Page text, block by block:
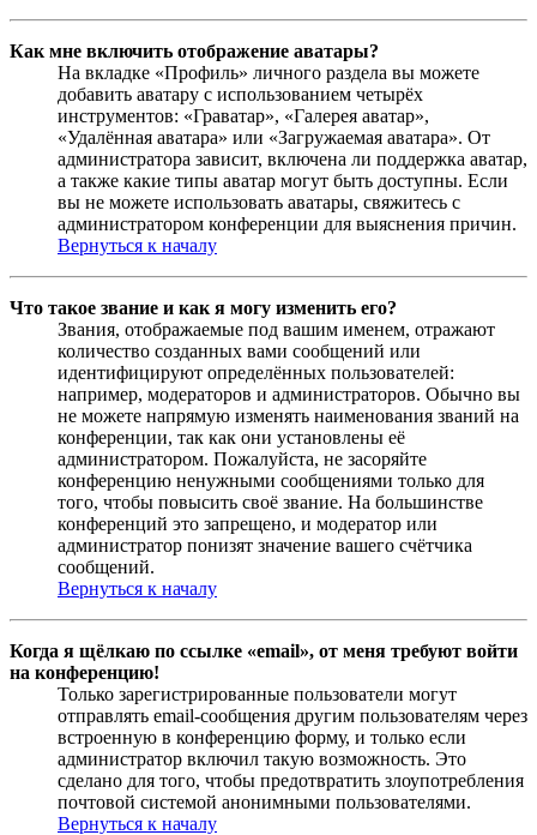
Как мне включить отображение аватары?
На вкладке «Профиль» личного раздела вы можете
добавить аватару с использованием четырёх
инструментов: «Граватар», «Галерея аватар»,
«Удалённая аватара» или «Загружаемая аватара». От
администратора зависит, включена ли поддержка аватар,
а также какие типы аватар могут быть доступны. Если
вы не можете использовать аватары, свяжитесь с
администратором конференции для выяснения причин.
Вернуться к началу
Что такое звание и как я могу изменить его?
Звания, отображаемые под вашим именем, отражают
количество созданных вами сообщений или
идентифицируют определённых пользователей:
например, модераторов и администраторов. Обычно вы
не можете напрямую изменять наименования званий на
конференции, так как они установлены её
администратором. Пожалуйста, не засоряйте
конференцию ненужными сообщениями только для
того, чтобы повысить своё звание. На большинстве
конференций это запрещено, и модератор или
администратор понизят значение вашего счётчика
сообщений.
Вернуться к началу
Когда я щёлкаю по ссылке «email», от меня требуют войти
на конференцию!
Только зарегистрированные пользователи могут
отправлять email-сообщения другим пользователям через
встроенную в конференцию форму, и только если
администратор включил такую возможность. Это
сделано для того, чтобы предотвратить злоупотребления
почтовой системой анонимными пользователями.
Вернуться к началу